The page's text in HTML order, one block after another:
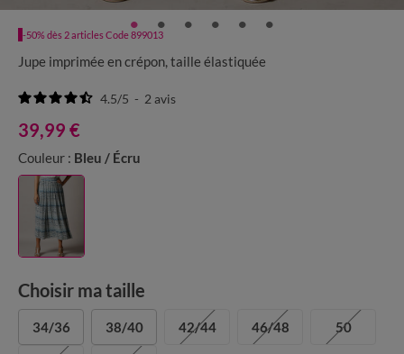
-50% dès 2 articles Code 899013
Jupe imprimée en crépon, taille élastiquée
4.5/5 - 2 avis
39,99 €
Couleur : Bleu / Écru
Choisir ma taille
34/36 38/40 42/44 46/48 50